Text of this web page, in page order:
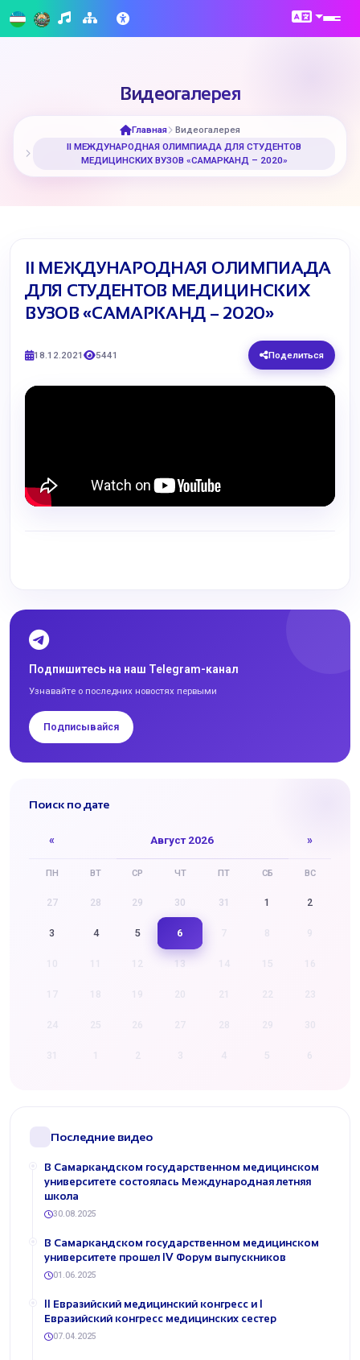
Видеогалерея
Главная
Видеогалерея
II МЕЖДУНАРОДНАЯ ОЛИМПИАДА ДЛЯ СТУДЕНТОВ
МЕДИЦИНСКИХ ВУЗОВ «САМАРКАНД – 2020»
II МЕЖДУНАРОДНАЯ ОЛИМПИАДА
ДЛЯ СТУДЕНТОВ МЕДИЦИНСКИХ
ВУЗОВ «САМАРКАНД – 2020»
18.12.2021 5441 Поделиться
Подпишитесь на наш Telegram-канал
Узнавайте о последних новостях первыми
Подписывайся
Поиск по дате
« Август 2026 »
ПН ВТ СР ЧТ ПТ СБ ВС
27 28 29 30 31 1 2
3 4 5 6
13 16
22 23
29 30
4 5 6
Последние видео
В Самаркандском государственном медицинском
университете состоялась Международная летняя
школа
30.08.2025
В Самаркандском государственном медицинском
университете прошел IV Форум выпускников
01.06.2025
II Евразийский медицинский конгресс и I
Евразийский конгресс медицинских сестер
07.04.2025